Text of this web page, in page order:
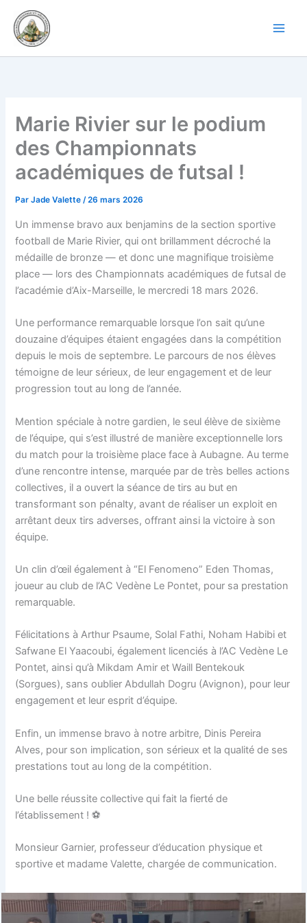
contenu
Marie Rivier sur le podium
des Championnats
académiques de futsal !
ParJade Valette/26 mars 2026
Un immense bravo aux benjamins de la section sportive
football de Marie Rivier, qui ont brillamment décroché la
médaille de bronze — et donc une magnifique troisième
place — lors des Championnats académiques de futsal de
l’académie d’Aix-Marseille, le mercredi 18 mars 2026.
Une performance remarquable lorsque l’on sait qu’une
douzaine d’équipes étaient engagées dans la compétition
depuis le mois de septembre. Le parcours de nos élèves
témoigne de leur sérieux, de leur engagement et de leur
progression tout au long de l’année.
Mention spéciale à notre gardien, le seul élève de sixième
de l’équipe, qui s’est illustré de manière exceptionnelle lors
du match pour la troisième place face à Aubagne. Au terme
d’une rencontre intense, marquée par de très belles actions
collectives, il a ouvert la séance de tirs au but en
transformant son pénalty, avant de réaliser un exploit en
arrêtant deux tirs adverses, offrant ainsi la victoire à son
équipe.
Un clin d’œil également à “El Fenomeno” Eden Thomas,
joueur au club de l’AC Vedène Le Pontet, pour sa prestation
remarquable.
Félicitations à Arthur Psaume, Solal Fathi, Noham Habibi et
Safwane El Yaacoubi, également licenciés à l’AC Vedène Le
Pontet, ainsi qu’à Mikdam Amir et Waill Bentekouk
(Sorgues), sans oublier Abdullah Dogru (Avignon), pour leur
engagement et leur esprit d’équipe.
Enfin, un immense bravo à notre arbitre, Dinis Pereira
Alves, pour son implication, son sérieux et la qualité de ses
prestations tout au long de la compétition.
Une belle réussite collective qui fait la fierté de
l’établissement ! ⚽
Monsieur Garnier, professeur d’éducation physique et
sportive et madame Valette, chargée de communication.